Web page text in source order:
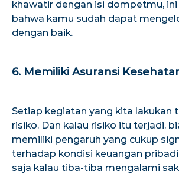
khawatir dengan isi dompetmu,
bahwa kamu sudah dapat
dengan baik.
6. Memiliki Asuransi
Setiap kegiatan yang kita lakukan
risiko. Dan kalau risiko itu terjadi,
memiliki pengaruh yang cukup
terhadap kondisi keuangan
saja kalau tiba-tiba mengalami